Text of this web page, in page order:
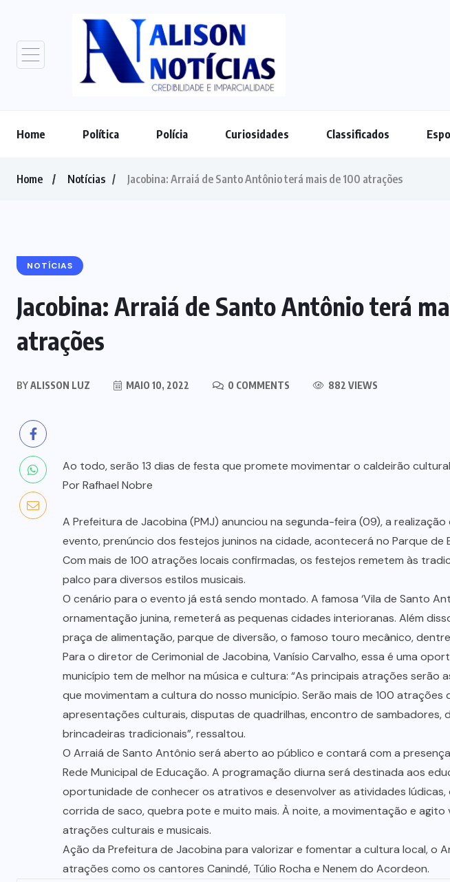
Home Política Polícia Curiosidades Classificados
Home Notícias Jacobina: Arraiá de Santo Antônio terá mais de 100 atrações
NOTÍCIAS
Jacobina: Arraiá de Santo Antônio terá
atrações
BYALISSON LUZ MAIO 10, 2022 0 COMMENTS 882 VIEWS
Ao todo, serão 13 dias de festa que promete movimentar o caldeirão
Por Rafhael Nobre
A Prefeitura de Jacobina (PMJ) anunciou na segunda-feira (09), a
evento, prenúncio dos festejos juninos na cidade, acontecerá no Parque de
Com mais de 100 atrações locais confirmadas, os festejos remetem às
palco para diversos estilos musicais.
O cenário para o evento já está sendo montado. A famosa ‘Vila de Santo
ornamentação junina, remeterá as pequenas cidades interioranas. Além
praça de alimentação, parque de diversão, o famoso touro mecânico,
Para o diretor de Cerimonial de Jacobina, Vanísio Carvalho, essa é uma
município tem de melhor na música e cultura: “As principais atrações serão
que movimentam a cultura do nosso município. Serão mais de 100 atrações
apresentações culturais, disputas de quadrilhas, encontro de sambadores,
brincadeiras tradicionais”, ressaltou.
O Arraiá de Santo Antônio será aberto ao público e contará com a presença
Rede Municipal de Educação. A programação diurna será destinada aos
oportunidade de conhecer os atrativos e desenvolver as atividades
corrida de saco, quebra pote e muito mais. À noite, a movimentação e
atrações culturais e musicais.
Ação da Prefeitura de Jacobina para valorizar e fomentar a cultura local, o
atrações como os cantores Canindé, Túlio Rocha e Nenem do Acordeon.